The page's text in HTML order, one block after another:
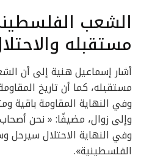
الشعب
مستقبله
أشار إسماعيل هنية إلى أن
مستقبله، كما أن تاريخ
وفي النهاية المقاومة باقية
وإلى زوال، مضيفًا: « نحن
وفي النهاية الاحتلال سيرحل
الفلسطينية».